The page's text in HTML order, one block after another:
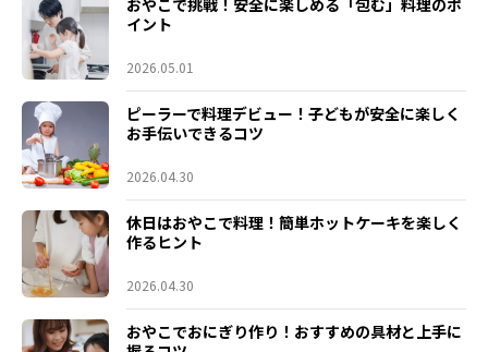
おやこで挑戦！安全に楽しめる「包む」料理のポ
イント
2026.05.01
ピーラーで料理デビュー！子どもが安全に楽しく
お手伝いできるコツ
2026.04.30
休日はおやこで料理！簡単ホットケーキを楽しく
作るヒント
2026.04.30
おやこでおにぎり作り！おすすめの具材と上手に